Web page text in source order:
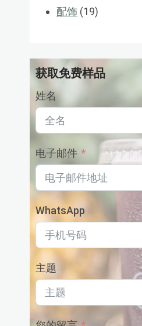
配饰 1919
品
获取免费样品
姓名
电子邮件
WhatsApp
主题